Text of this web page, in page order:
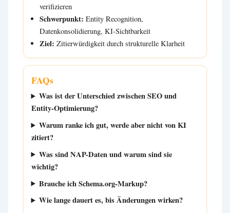
verifizieren
Schwerpunkt: Entity Recognition,
Datenkonsolidierung, KI-Sichtbarkeit
Ziel: Zitierwürdigkeit durch strukturelle Klarheit
FAQs
Was ist der Unterschied zwischen SEO und
Entity-Optimierung?
Warum ranke ich gut, werde aber nicht von KI
zitiert?
Was sind NAP-Daten und warum sind sie
wichtig?
Brauche ich Schema.org-Markup?
Wie lange dauert es, bis Änderungen wirken?